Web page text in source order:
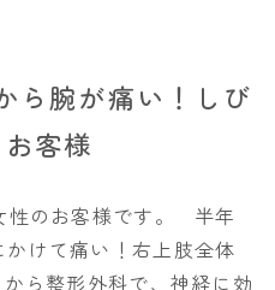
ら腕が痛い！しび
客様
性のお客様です。 半年
けて痛い！右上肢全体
ら整形外科で、神経に効